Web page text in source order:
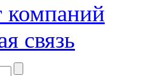
компаний
связь